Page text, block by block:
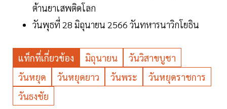
ต้านยาเสพติดโลก
วันพุธที่ 28 มิถุนายน 2566 วันทหารนาวิกโยธิน
แท็กที่เกี่ยวข้อง มิถุนายน
วันวิสาขบูชา
วันหยุด
วันหยุดยาว วันพระ
วันหยุดราชการ
วันธงชัย